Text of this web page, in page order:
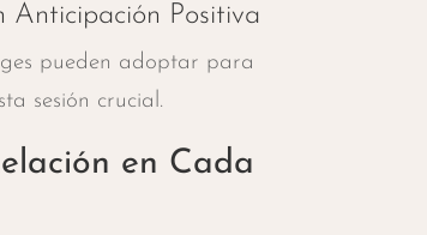
Positiva
pueden adoptar para
sesión crucial.
en Cada